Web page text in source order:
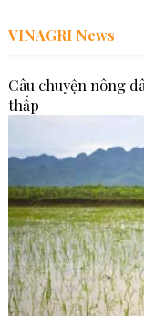
VINAGRI News
Câu chuyện nông
thấp